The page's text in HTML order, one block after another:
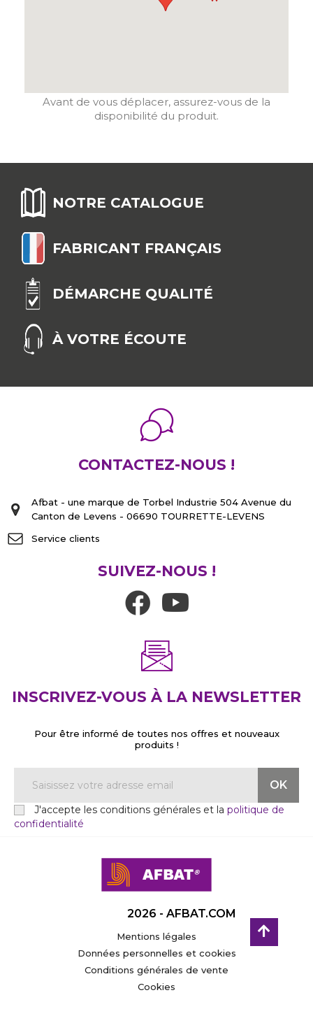
Avant de vous déplacer, assurez-vous de la
disponibilité du produit.
NOTRE CATALOGUE
FABRICANT FRANÇAIS
DÉMARCHE QUALITÉ
À VOTRE ÉCOUTE
CONTACTEZ-NOUS !
Afbat - une marque de Torbel Industrie 504 Avenue du
Canton de Levens - 06690 TOURRETTE-LEVENS
Service clients
SUIVEZ-NOUS !
INSCRIVEZ-VOUS À LA NEWSLETTER
Pour être informé de toutes nos offres et nouveaux
produits !
J'accepte les conditions générales et la politique de
confidentialité
2026 - AFBAT.COM
Mentions légales
Données personnelles et cookies
Conditions générales de vente
Cookies